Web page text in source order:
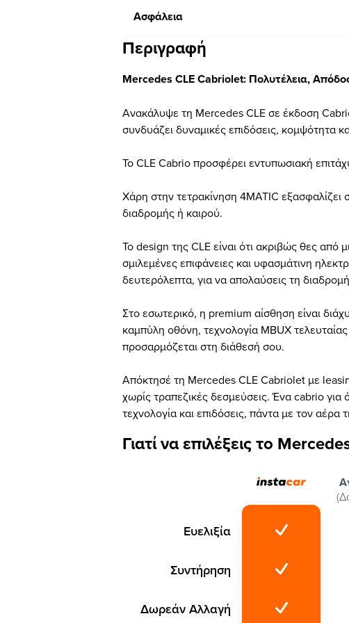
Ασφάλεια
Περιγραφή
Mercedes CLE Cabriolet: Πολυτέλεια,
Ανακάλυψε τη Mercedes CLE σε έκδοση
συνδυάζει δυναμικές επιδόσεις, κομψότητα
Το CLE Cabrio προσφέρει εντυπωσιακή
Χάρη στην τετρακίνηση 4MATIC
διαδρομής ή καιρού.
Το design της CLE είναι ότι ακριβώς θες
σμιλεμένες επιφάνειες και υφασμάτινη
δευτερόλεπτα, για να απολαύσεις τη
Στο εσωτερικό, η premium αίσθηση είναι
καμπύλη οθόνη, τεχνολογία MBUX
προσαρμόζεται στη διάθεσή σου.
Απόκτησέ τη Mercedes CLE Cabriolet με
χωρίς τραπεζικές δεσμεύσεις. Ένα cabrio
τεχνολογία και επιδόσεις, πάντα με τον αέρα
Γιατί να επιλέξεις το
Ευελιξία
Συντήρηση
Δωρεάν Αλλαγή